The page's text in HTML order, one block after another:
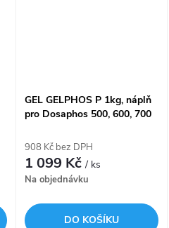
GEL GELPHOS P 1kg, náplň
pro Dosaphos 500, 600, 700
908 Kč bez DPH
1 099 Kč/ ks
Na objednávku
DO KOŠÍKU